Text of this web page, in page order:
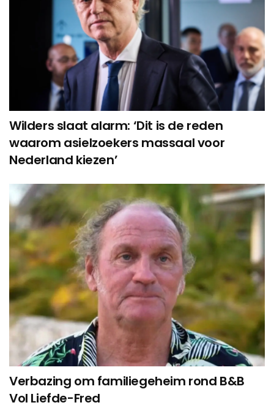
Wilders slaat alarm: ‘Dit is de reden
waarom asielzoekers massaal voor
Nederland kiezen’
Verbazing om familiegeheim rond B&B
Vol Liefde-Fred